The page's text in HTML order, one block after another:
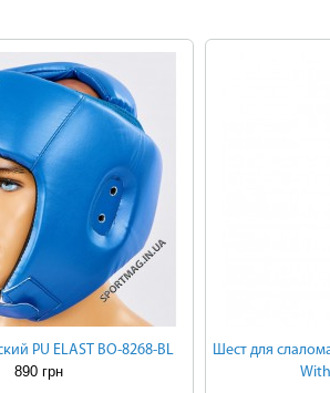
PU ELAST BO-8268-BL
890 грн
Шест для